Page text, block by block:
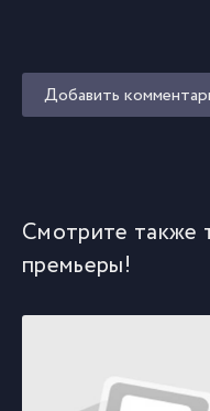
Добавить
Смотрите также
премьеры!